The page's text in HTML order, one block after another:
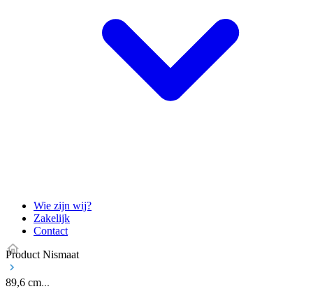
Wie zijn wij?
Zakelijk
Contact
Product Nismaat
89,6 cm